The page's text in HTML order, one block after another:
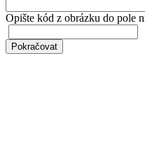
Opište kód z obrázku do pole